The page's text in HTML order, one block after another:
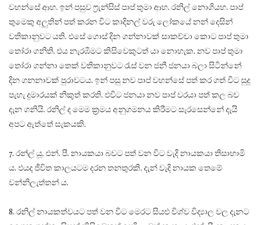
වහන්සේ ආහ. ඉන් පසුව ෆ්‍රැන්සිස් පාප් තුමා ආහ. රනිල් නොගියහ. පාප්
තුමෙකු අලුතින් පත් කරන විට කාදිනල් වරු ලෝකයේ නන් දෙසින්
වතිකානුවට යති. එසේ ගොස් දින ගන්නාවක් සාකච්චා කොට පාප් තුමා
තෝරා ගනිති. එය නැරඹීමට කිසිවෙකුටත් යා නොහැක. නව පාප් තුමා
තෝරා ගන්නා තෙක් වතිකානුවට රැස් වන ජනී ජනයා බලා සිටින්නේ
දින ගනනාවක් පුරාවටය. ඉන් පසු නව පාප් වහන්සේ පත් කර ගත් විට සුදු
පැහැ දුමාරයක් නිකුත් කරති. එවිට ජනයා නව පාප් වරයා පත් කල බව
දැන ගනියි. රනිල් ද මෙම ක්‍රමය අනුගමනය කිරීමට සැරසෙන්නේ දැයි
අපට ඇත්තේ සැකයකි.
7. රන්ල් යූ. එන්. පී. නායකයා බවට පත් වන විට වැදි නායකයා තිසාහාමි
ය. එයද ජීවිත කාලයටම දරන තනතුරකි. දැන් වැදි නායක තෙමේ
වන්නිලැත්තන් ය.
8. රනිල් නායකත්වයට පත් වන විට මෙරට සියළු විශ්ව විද්‍යාල වල දැනට